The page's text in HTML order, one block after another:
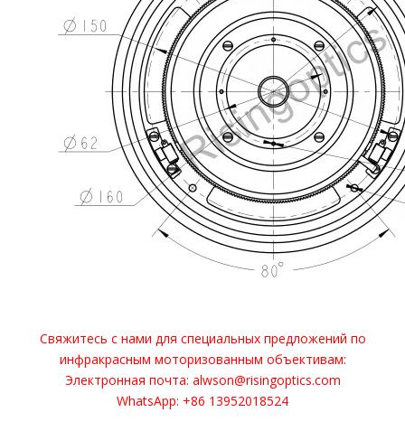
Свяжитесь с нами для специальных предложений по
инфракрасным моторизованным объективам:
Электронная почта: alwson@risingoptics.com
WhatsApp: +86 13952018524